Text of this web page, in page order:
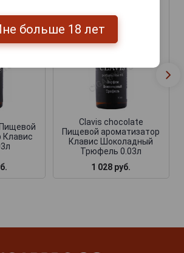
Клавис
Clavis chocolate
Пищевой ароматизатор
Клавис Шоколадный
Трюфель 0.03л
1 028 руб.
больше 18 лет